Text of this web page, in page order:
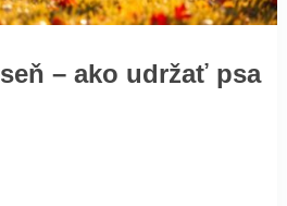
– ako udržať psa